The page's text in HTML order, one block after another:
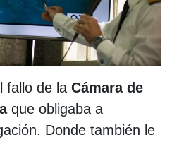
fallo de la Cámara de
que obligaba a
Donde también le